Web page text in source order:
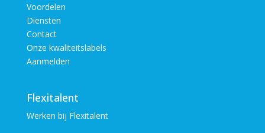
Voordelen
Diensten
Contact
Onze kwaliteitslabels
Aanmelden
Flexitalent
Werken bij Flexitalent